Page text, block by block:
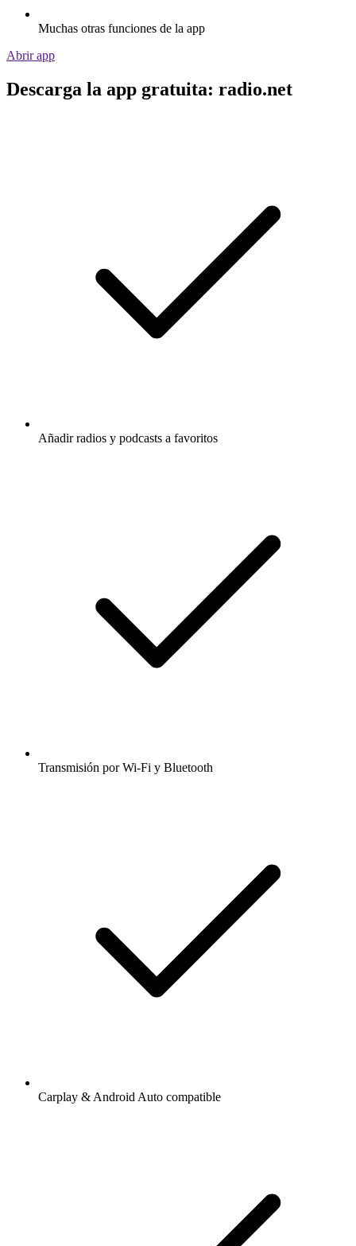
Muchas otras funciones de la app
Abrir app
Descarga la app gratuita: radio.net
Añadir radios y podcasts a favoritos
Transmisión por Wi-Fi y Bluetooth
Carplay & Android Auto compatible